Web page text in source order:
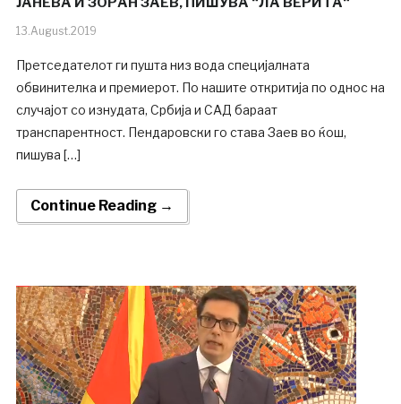
13.August.2019
Претседателот ги пушта низ вода специјалната
обвинителка и премиерот. По нашите откритија по однос на
случајот со изнудата, Србија и САД бараат
транспарентност. Пендаровски го става Заев во ќош,
пишува […]
Continue Reading →